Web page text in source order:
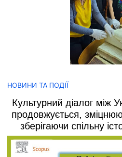
НОВИНИ ТА ПОДІЇ
Культурний діалог між
продовжується,
зберігаючи спільну